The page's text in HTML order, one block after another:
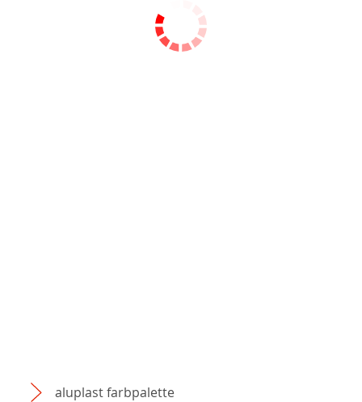
aluplast farbpalette